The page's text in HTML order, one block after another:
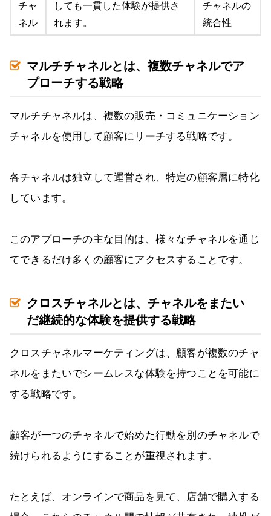
チャ
ネル
しても一貫した体験が提供さ
れます。
チャネルの
統合性
マルチチャネルとは、複数チャネルでア
プローチする戦略
マルチチャネルは、複数の販売・コミュニケーション
チャネルを使用して顧客にリーチする戦略です。
各チャネルは独立して運営され、特定の顧客層に特化
しています。
このアプローチの主な目的は、様々なチャネルを通じ
てできるだけ多くの顧客にアクセスすることです。
クロスチャネルとは、チャネルをまたい
だ継続的な体験を提供する戦略
クロスチャネルマーケティングは、顧客が複数のチャ
ネルをまたいでシームレスな体験を持つことを可能に
する戦略です。
顧客が一つのチャネルで始めた行動を別のチャネルで
続けられるようにすることが重視されます。
たとえば、オンラインで商品を見て、店舗で購入する